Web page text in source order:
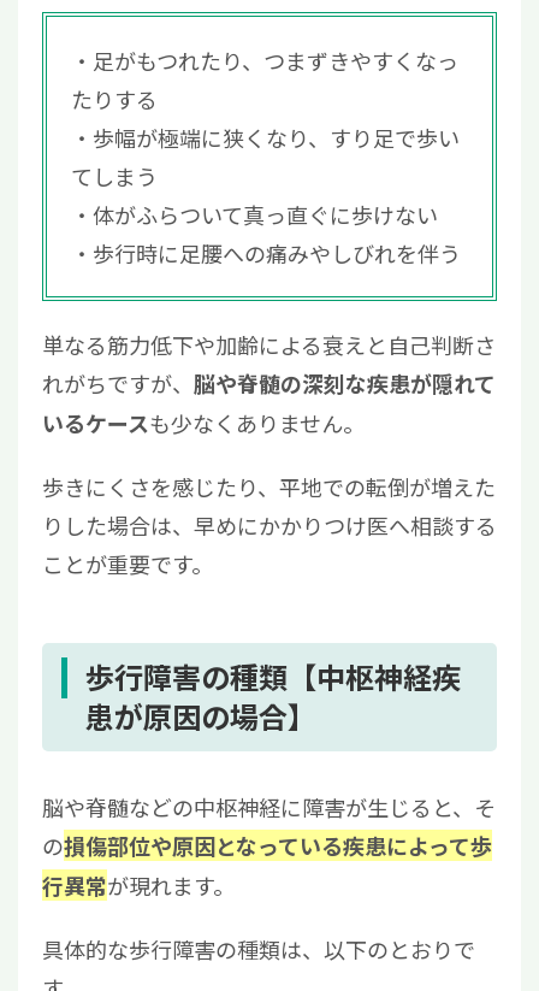
5.3バランストレーニング
歩行障害にはリハビリと併せて再生医療をご
検討ください
足がもつれたり、つまずきやすくなっ
たりする
歩幅が極端に狭くなり、すり足で歩い
てしまう
体がふらついて真っ直ぐに歩けない
歩行時に足腰への痛みやしびれを伴う
単なる筋力低下や加齢による衰えと自己判断さ
れがちですが、 脳や脊髄の深刻な疾患が隠れて
いるケースも少なくありません。
歩きにくさを感じたり、平地での転倒が増えた
りした場合は、早めにかかりつけ医へ相談する
ことが重要です。
歩行障害の種類【中枢神経疾
患が原因の場合】
脳や脊髄などの中枢神経に障害が生じると、そ
の損傷部位や原因となっている疾患によって歩
行異常が現れます。
具体的な歩行障害の種類は、以下のとおりで